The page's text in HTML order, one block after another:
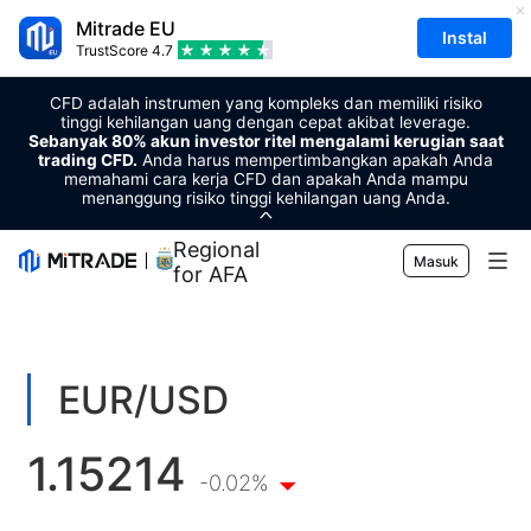
Mitrade EU
TrustScore 4.7
Instal
CFD adalah instrumen yang kompleks dan memiliki risiko
tinggi kehilangan uang dengan cepat akibat leverage.
Sebanyak 80% akun investor ritel mengalami kerugian saat
trading CFD. Anda harus mempertimbangkan apakah Anda
memahami cara kerja CFD dan apakah Anda mampu
menanggung risiko tinggi kehilangan uang Anda.
Regional Sponsor
for AFA
Masuk
Forex
Komoditas
Mata uang kripto
Trading
Platform Perdagangan
Manajemen Risiko
Alat Pasar
Kalender Ekonomi
Edukasi
EUR/USD
1.15214 -0.02%